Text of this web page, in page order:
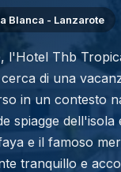
Blanca - Lanzarote
l'Hotel Thb
di una
in un contesto
spiagge
e il famoso
tranquillo e